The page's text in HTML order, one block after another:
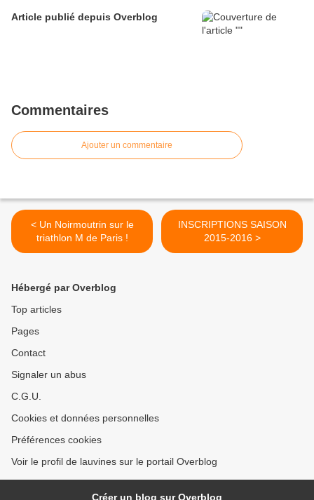
Article publié depuis Overblog
Commentaires
Ajouter un commentaire
< Un Noirmoutrin sur le
triathlon M de Paris !
INSCRIPTIONS SAISON
2015-2016 >
Hébergé par Overblog
Top articles
Pages
Contact
Signaler un abus
C.G.U.
Cookies et données personnelles
Préférences cookies
Voir le profil de lauvines sur le portail Overblog
Créer un blog sur Overblog